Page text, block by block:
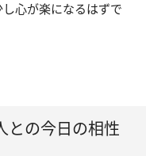
心が楽になるはずで
との今日の相性